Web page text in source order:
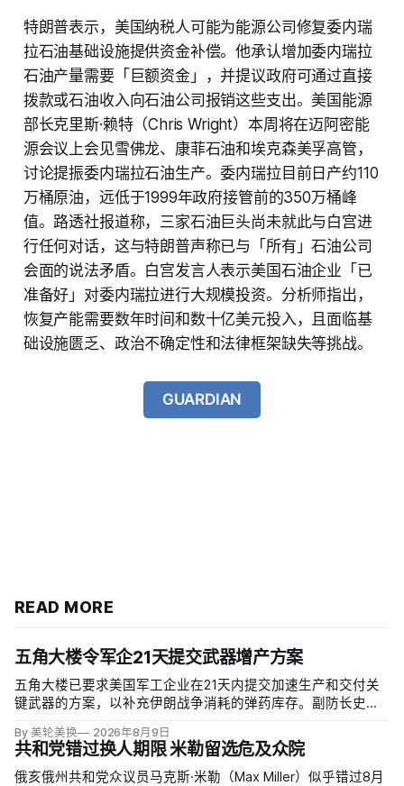
特朗普表示，美国纳税人可能为能源公司修复委内瑞
拉石油基础设施提供资金补偿。他承认增加委内瑞拉
石油产量需要「巨额资金」，并提议政府可通过直接
拨款或石油收入向石油公司报销这些支出。美国能源
部长克里斯·赖特（Chris Wright）本周将在迈阿密能
源会议上会见雪佛龙、康菲石油和埃克森美孚高管，
讨论提振委内瑞拉石油生产。委内瑞拉目前日产约110
万桶原油，远低于1999年政府接管前的350万桶峰
值。路透社报道称，三家石油巨头尚未就此与白宫进
行任何对话，这与特朗普声称已与「所有」石油公司
会面的说法矛盾。白宫发言人表示美国石油企业「已
准备好」对委内瑞拉进行大规模投资。分析师指出，
恢复产能需要数年时间和数十亿美元投入，且面临基
础设施匮乏、政治不确定性和法律框架缺失等挑战。
GUARDIAN
READ MORE
五角大楼令军企21天提交武器增产方案
五角大楼已要求美国军工企业在21天内提交加速生产和交付关
键武器的方案，以补充伊朗战争消耗的弹药库存。副防长史蒂
可接受，必须立即扩大产能；
By 美轮美换 2026年8月9日
共和党错过换人期限 米勒留选危及众院
俄亥俄州共和党众议员马克斯·米勒（Max Miller）似乎错过8月